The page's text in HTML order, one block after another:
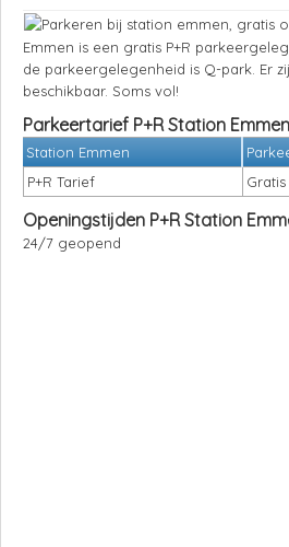
Emmen is een gratis P+R
de parkeergelegenheid is Q-park. Er
beschikbaar. Soms vol!
Parkeertarief P+R Station Emmen
Station Emmen
P+R Tarief
Openingstijden P+R Station
24/7 geopend